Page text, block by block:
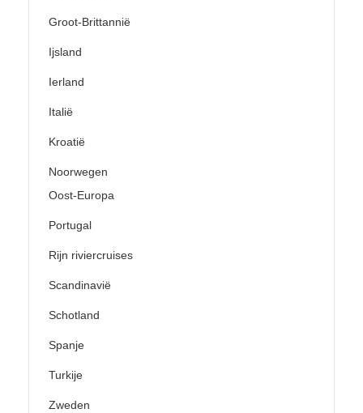
Groot-Brittannië
Ijsland
Ierland
Italië
Kroatië
Noorwegen
Oost-Europa
Portugal
Rijn riviercruises
Scandinavië
Schotland
Spanje
Turkije
Zweden